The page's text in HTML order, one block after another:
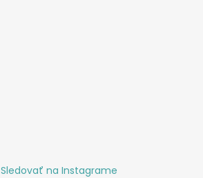
Sledovať na Instagrame